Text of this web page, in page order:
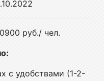
руб./ чел.
с удобствами (1-2-